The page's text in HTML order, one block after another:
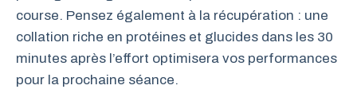
course. Pensez également à la récupération : une
collation riche en protéines et glucides dans les 30
minutes après l’effort optimisera vos performances
pour la prochaine séance.